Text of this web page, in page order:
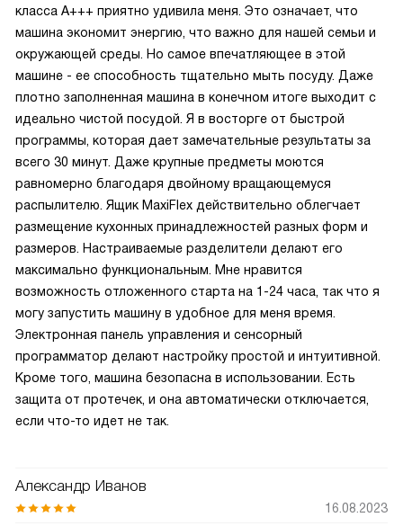
класса A+++ приятно удивила меня. Это означает, что
машина экономит энергию, что важно для нашей семьи и
окружающей среды. Но самое впечатляющее в этой
машине - ее способность тщательно мыть посуду. Даже
плотно заполненная машина в конечном итоге выходит с
идеально чистой посудой. Я в восторге от быстрой
программы, которая дает замечательные результаты за
всего 30 минут. Даже крупные предметы моются
равномерно благодаря двойному вращающемуся
распылителю. Ящик MaxiFlex действительно облегчает
размещение кухонных принадлежностей разных форм и
размеров. Настраиваемые разделители делают его
максимально функциональным. Мне нравится
возможность отложенного старта на 1-24 часа, так что я
могу запустить машину в удобное для меня время.
Электронная панель управления и сенсорный
программатор делают настройку простой и интуитивной.
Кроме того, машина безопасна в использовании. Есть
защита от протечек, и она автоматически отключается,
если что-то идет не так.
Александр Иванов
16.08.2023